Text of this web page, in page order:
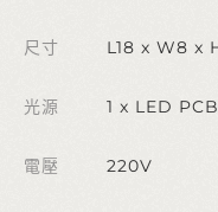
尺寸 L18 x W8 x
光源 1 x LED
電壓 220V